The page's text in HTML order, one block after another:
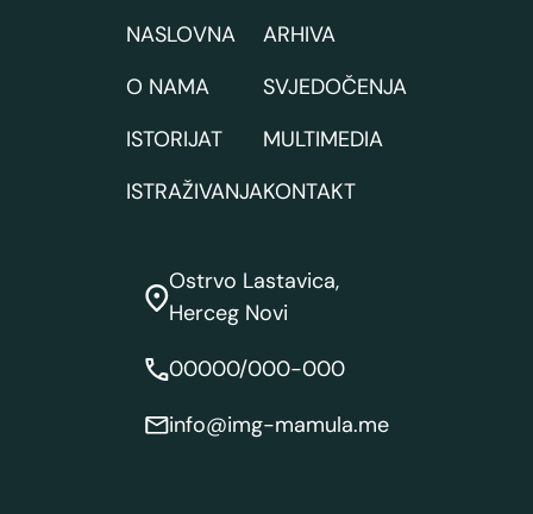
NASLOVNA
O NAMA
ISTORIJAT
ISTRAŽIVANJA
ARHIVA
SVJEDOČENJA
MULTIMEDIA
KONTAKT
Ostrvo Lastavica,
Herceg Novi
00000/000-000
info@img-mamula.me